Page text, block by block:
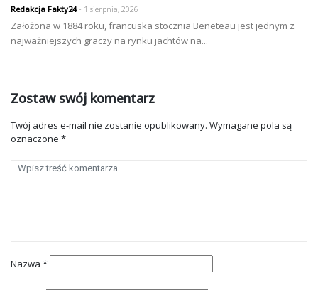
Redakcja Fakty24- 1 sierpnia, 2026
Założona w 1884 roku, francuska stocznia Beneteau jest jednym z
najważniejszych graczy na rynku jachtów na...
Zostaw swój komentarz
Twój adres e-mail nie zostanie opublikowany. Wymagane pola są
oznaczone *
Nazwa *